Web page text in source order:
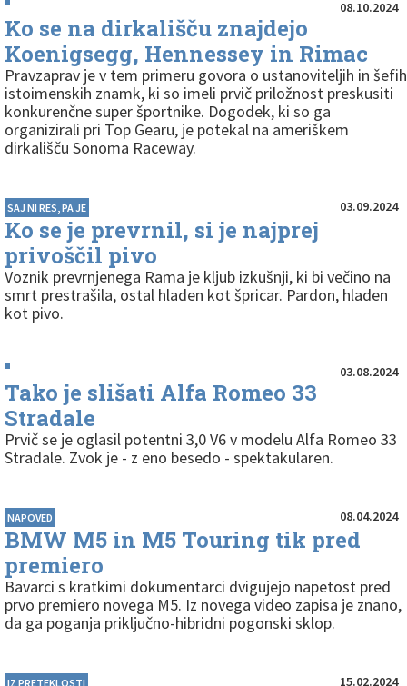
08.10.2024
Ko se na dirkališču znajdejo
Koenigsegg, Hennessey in Rimac
Pravzaprav je v tem primeru govora o ustanoviteljih in šefih
istoimenskih znamk, ki so imeli prvič priložnost preskusiti
konkurenčne super športnike. Dogodek, ki so ga
organizirali pri Top Gearu, je potekal na ameriškem
dirkališču Sonoma Raceway.
SAJ NI RES, PA JE 03.09.2024
Ko se je prevrnil, si je najprej
privoščil pivo
Voznik prevrnjenega Rama je kljub izkušnji, ki bi večino na
smrt prestrašila, ostal hladen kot špricar. Pardon, hladen
kot pivo.
03.08.2024
Tako je slišati Alfa Romeo 33
Stradale
Prvič se je oglasil potentni 3,0 V6 v modelu Alfa Romeo 33
Stradale. Zvok je - z eno besedo - spektakularen.
NAPOVED 08.04.2024
BMW M5 in M5 Touring tik pred
premiero
Bavarci s kratkimi dokumentarci dvigujejo napetost pred
prvo premiero novega M5. Iz novega video zapisa je znano,
da ga poganja priključno-hibridni pogonski sklop.
IZ PRETEKLOSTI 15.02.2024